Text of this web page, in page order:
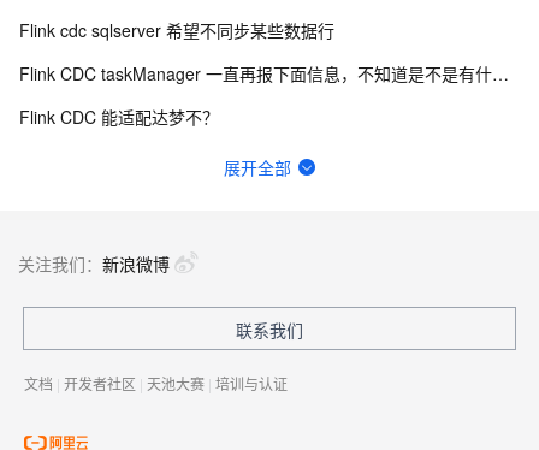
Flink cdc sqlserver 希望不同步某些数据行
Flink CDC taskManager 一直再报下面信息，不知道是不是有什么问题？
Flink CDC 能适配达梦不？
有用flink cdc同步mysql到hive这样搞过的源码吗?
Flink CDC中有人使用clickhouse sink吗？
FFA 2024 大会门票免费送！AI时代下大数据技术未来路在何方？
展开全部
关注我们： 新浪微博
联系我们
文档 | 开发者社区 | 天池大赛 | 培训与认证